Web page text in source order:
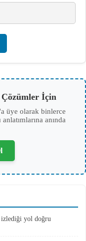
Çözümler İçin
üye olarak binlerce
anında
izlediği yol doğru